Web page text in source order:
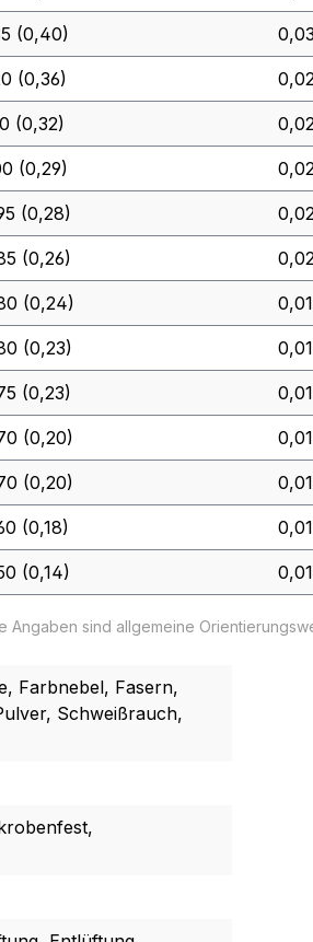
(0,40)
(0,36)
(0,32)
(0,29)
(0,28)
(0,26)
(0,24)
(0,23)
(0,23)
(0,20)
(0,20)
(0,18)
(0,14)
sind allgemeine
Farbnebel, Fasern,
Schweißrauch,